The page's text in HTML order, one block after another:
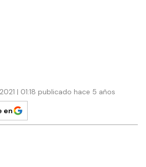
| 01:18 publicado hace 5 años
en